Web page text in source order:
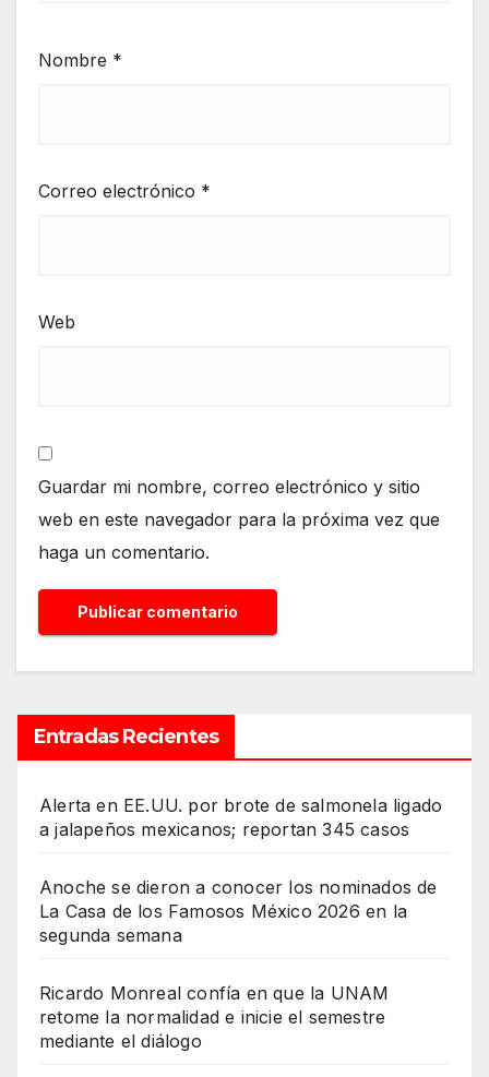
Nombre *
Correo electrónico *
Web
Guardar mi nombre, correo electrónico y sitio
web en este navegador para la próxima vez que
haga un comentario.
Entradas Recientes
Alerta en EE.UU. por brote de salmonela ligado
a jalapeños mexicanos; reportan 345 casos
Anoche se dieron a conocer los nominados de
La Casa de los Famosos México 2026 en la
segunda semana
Ricardo Monreal confía en que la UNAM
retome la normalidad e inicie el semestre
mediante el diálogo